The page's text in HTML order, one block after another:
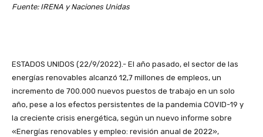
Fuente: IRENA y Naciones Unidas
ESTADOS UNIDOS (22/9/2022).- El año pasado, el sector de las
energías renovables alcanzó 12,7 millones de empleos, un
incremento de 700.000 nuevos puestos de trabajo en un solo
año, pese a los efectos persistentes de la pandemia COVID-19 y
la creciente crisis energética, según un nuevo informe sobre
«Energías renovables y empleo: revisión anual de 2022»,